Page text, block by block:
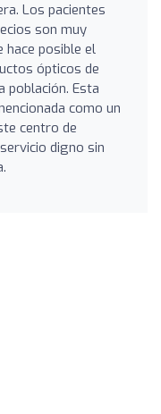
Los pacientes
son muy
hace posible el
ópticos de
población. Esta
como un
centro de
digno sin